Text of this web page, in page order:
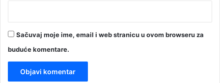
Sačuvaj moje ime, email i web stranicu u ovom browseru za
buduće komentare.